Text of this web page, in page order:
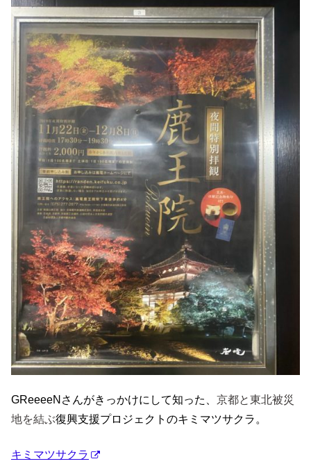
GReeeeNさんがきっかけにして知った、 京都と東北被災
地を結ぶ復興支援プロジェクトのキミマツサクラ。
キミマツサクラ